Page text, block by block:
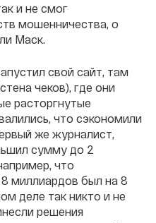
и не смог
мошенничества, о
Маск.
свой сайт, там
чеков), где они
расторгнутые
что сэкономили
же журналист,
сумму до 2
что
миллиардов был на 8
деле так никто и не
решения